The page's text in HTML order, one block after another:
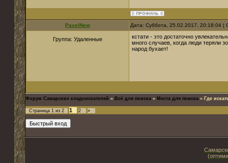
PavelNew Дата: Суббота, 25.02.2017, 20:18:04
Группа: Удаленные
кстати - это достаточно
много случаев, когда люди теряли
народ бухает!
Форум Самарских кладоискателей » Всё для поиска » Места для поиска » Где
Страница 1 из 2 1 2 »